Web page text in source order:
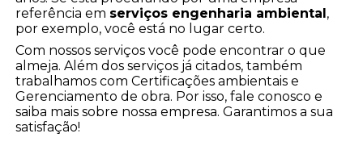
referência em serviços engenharia ambiental ,
por exemplo, você está no lugar certo.
Com nossos serviços você pode encontrar o que
almeja. Além dos serviços já citados, também
trabalhamos com Certificações ambientais e
Gerenciamento de obra. Por isso, fale conosco e
saiba mais sobre nossa empresa. Garantimos a sua
satisfação!